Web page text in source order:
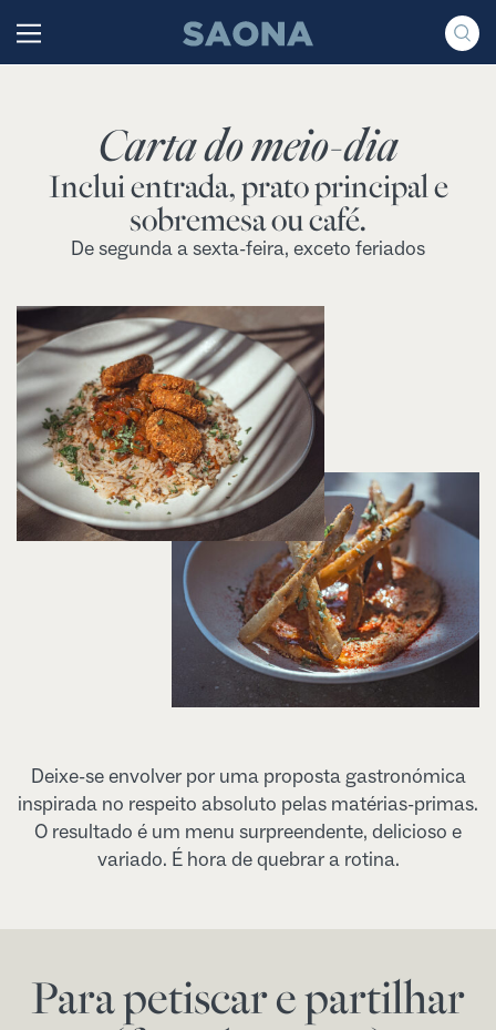
Grupo Saona
Carta do meio-dia
Inclui entrada, prato principal e
sobremesa ou café.
De segunda a sexta-feira, exceto feriados
Deixe-se envolver por uma proposta gastronómica
inspirada no respeito absoluto pelas matérias-primas.
O resultado é um menu surpreendente, delicioso e
variado. É hora de quebrar a rotina.
Para petiscar e partilhar